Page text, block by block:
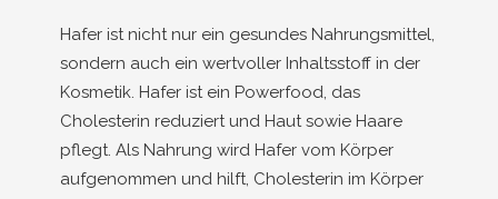
Hafer ist nicht nur ein gesundes Nahrungsmittel,
sondern auch ein wertvoller Inhaltsstoff in der
Kosmetik. Hafer ist ein Powerfood, das
Cholesterin reduziert und Haut sowie Haare
pflegt. Als Nahrung wird Hafer vom Körper
aufgenommen und hilft, Cholesterin im Körper